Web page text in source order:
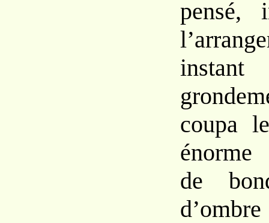
pensé,
l’arran
coupa
de